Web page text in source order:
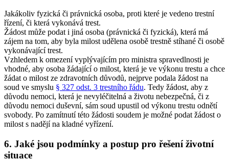
Jakákoliv fyzická či právnická osoba, proti které je vedeno trestní
řízení, či která vykonává trest.
Žádost může podat i jiná osoba (právnická či fyzická), která má
zájem na tom, aby byla milost udělena osobě trestně stíhané či osobě
vykonávající trest.
Vzhledem k omezení vyplývajícím pro ministra spravedlnosti je
vhodné, aby osoba žádající o milost, která je ve výkonu trestu a chce
žádat o milost ze zdravotních důvodů, nejprve podala žádost na
soud ve smyslu § 327 odst. 3 trestního řádu. Tedy žádost, aby z
důvodu nemoci, která je nevyléčitelná a životu nebezpečná, či z
důvodu nemoci duševní, sám soud upustil od výkonu trestu odnětí
svobody. Po zamítnutí této žádosti soudem je možné podat žádost o
milost s nadějí na kladné vyřízení.
6. Jaké jsou podmínky a postup pro řešení životní
situace